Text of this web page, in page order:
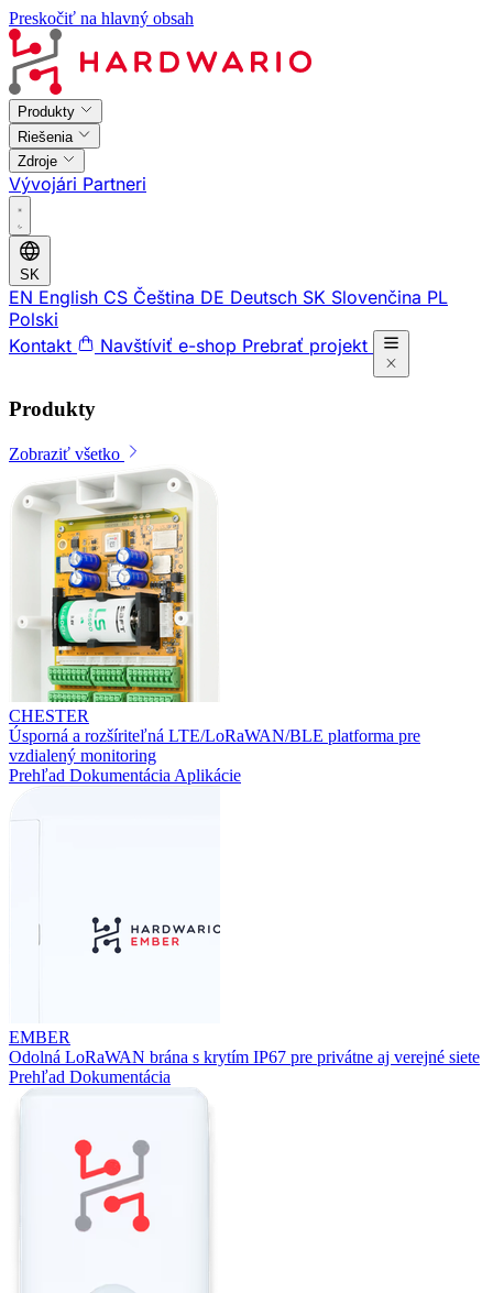
Preskočiť na hlavný obsah
Produkty
Riešenia
Zdroje
Vývojári Partneri
SK
EN English CS Čeština DE Deutsch SK Slovenčina PL
Polski
Kontakt
Navštíviť e-shop Prebrať projekt
Produkty
Zobraziť všetko
CHESTER
Úsporná a rozšíriteľná LTE/LoRaWAN/BLE platforma pre
vzdialený monitoring
Prehľad Dokumentácia Aplikácie
EMBER
Odolná LoRaWAN brána s krytím IP67 pre privátne aj verejné siete
Prehľad Dokumentácia